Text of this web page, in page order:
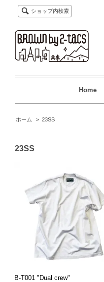
ショップ内検索
Home
ホーム > 23SS
23SS
B-T001 "Dual crew"